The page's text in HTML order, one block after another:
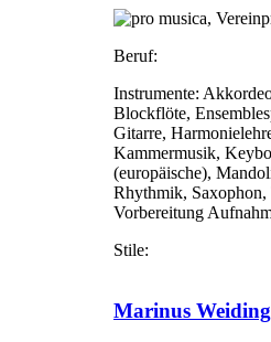
Beruf:
Instrumente:
Blockflöte,
Gitarre,
Kammermusik,
(europäische),
Rhythmik, Saxophon,
Vorbereitung
Stile:
Marinus